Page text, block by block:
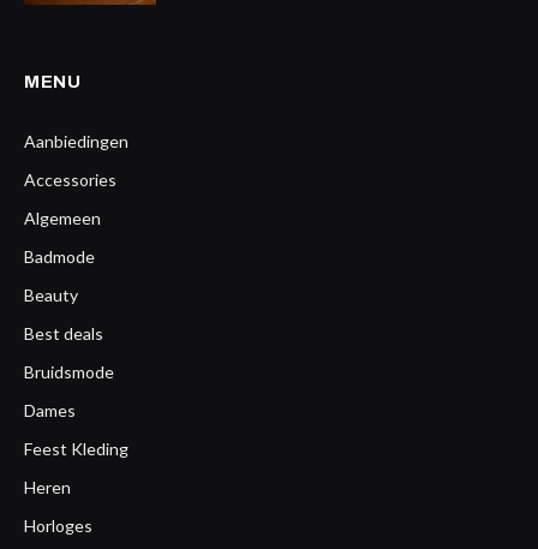
MENU
Aanbiedingen
Accessories
Algemeen
Badmode
Beauty
Best deals
Bruidsmode
Dames
Feest Kleding
Heren
Horloges